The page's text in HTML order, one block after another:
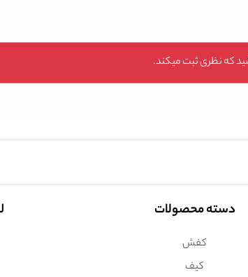
که نظری ثبت میکند.
دسته محصولات
کفش
کیف